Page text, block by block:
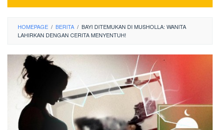
HOMEPAGE / BERITA / BAYI DITEMUKAN DI MUSHOLLA: WANITA
LAHIRKAN DENGAN CERITA MENYENTUH!